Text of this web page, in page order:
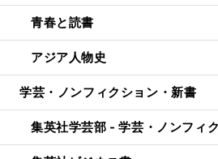
青春と読書
アジア人物史
学芸・ノンフィクション・新書
集英社学芸部 - 学芸・ノンフィ